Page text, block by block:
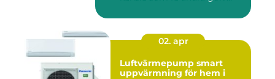
02. apr
Luftvärmepump smart
uppvärmning för hem i